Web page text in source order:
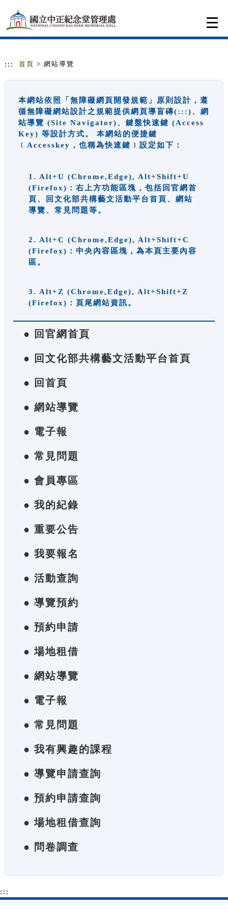
::: 首頁 > 網站導覽
本網站依照「無障礙網頁開發規範」原則設計，遵
循無障礙網站設計之規範提供網頁導盲磚(:::)、網
站導覽 (Site Navigator)、鍵盤快速鍵 (Access
Key) 等設計方式。 本網站的便捷鍵
﹝Accesskey，也稱為快速鍵﹞設定如下：
1. Alt+U (Chrome,Edge), Alt+Shift+U
(Firefox)：右上方功能區塊，包括回官網首
頁、回文化部共構藝文活動平台首頁、網站
導覽、常見問題等。
2. Alt+C (Chrome,Edge), Alt+Shift+C
(Firefox)：中央內容區塊，為本頁主要內容
區。
3. Alt+Z (Chrome,Edge), Alt+Shift+Z
(Firefox)：頁尾網站資訊。
● 回官網首頁
● 回文化部共構藝文活動平台首頁
● 回首頁
● 網站導覽
● 電子報
● 常見問題
● 會員專區
● 我的紀錄
● 重要公告
● 我要報名
● 活動查詢
● 導覽預約
● 預約申請
● 場地租借
● 網站導覽
● 電子報
● 常見問題
● 我有興趣的課程
● 導覽申請查詢
● 預約申請查詢
● 場地租借查詢
● 問卷調查
:::